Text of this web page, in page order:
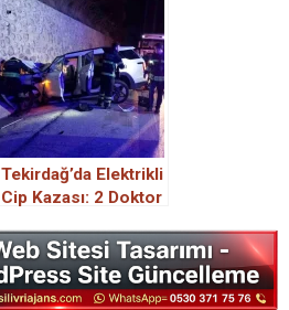
Tekirdağ’da Elektrikli
Cip Kazası: 2 Doktor